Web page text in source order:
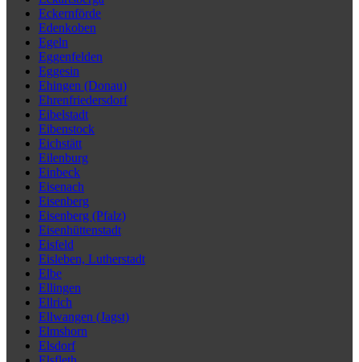
Eckernförde
Edenkoben
Egeln
Eggenfelden
Eggesin
Ehingen (Donau)
Ehrenfriedersdorf
Eibelstadt
Eibenstock
Eichstätt
Eilenburg
Einbeck
Eisenach
Eisenberg
Eisenberg (Pfalz)
Eisenhüttenstadt
Eisfeld
Eisleben, Lutherstadt
Elbe
Ellingen
Ellrich
Ellwangen (Jagst)
Elmshorn
Elsdorf